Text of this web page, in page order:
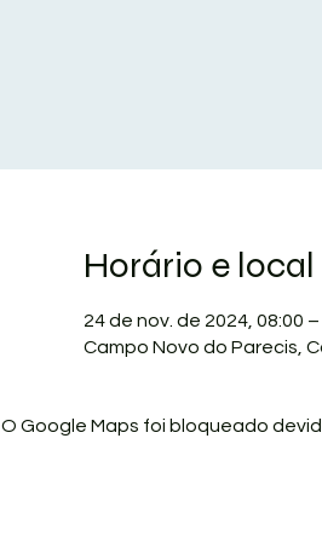
Horário e local
24 de nov. de 2024, 08:00 –
Campo Novo do Parecis,
O Google Maps foi bloqueado